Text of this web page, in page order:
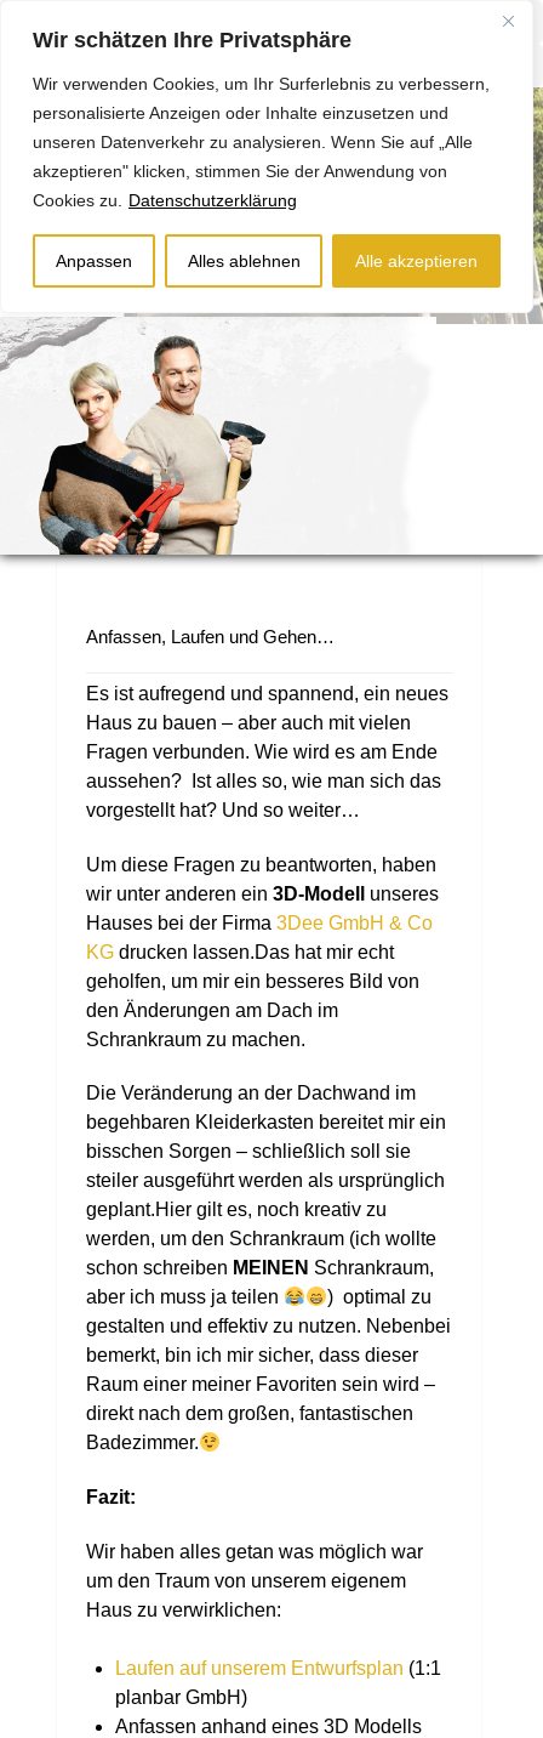
Wir schätzen Ihre Privatsphäre
Wir verwenden Cookies, um Ihr Surferlebnis zu verbessern,
personalisierte Anzeigen oder Inhalte einzusetzen und
unseren Datenverkehr zu analysieren. Wenn Sie auf „Alle
akzeptieren" klicken, stimmen Sie der Anwendung von
Cookies zu.
Datenschutzerklärung
Anpassen Alles ablehnen Alle akzeptieren
Anfassen, Laufen und Gehen…
Es ist aufregend und spannend, ein neues
Haus zu bauen – aber auch mit vielen
Fragen verbunden. Wie wird es am Ende
aussehen? Ist alles so, wie man sich das
vorgestellt hat? Und so weiter…
Um diese Fragen zu beantworten, haben
wir unter anderen ein 3D-Modell
unseres
Hauses bei der Firma 3Dee GmbH & Co
KG drucken lassen.Das hat mir echt
geholfen, um mir ein besseres Bild von
den Änderungen am Dach im
Schrankraum zu machen.
Die Veränderung an der Dachwand im
begehbaren Kleiderkasten bereitet mir ein
bisschen Sorgen – schließlich soll sie
steiler ausgeführt werden als ursprünglich
geplant.Hier gilt es, noch kreativ zu
werden, um den Schrankraum (ich wollte
schon schreiben MEINEN Schrankraum,
aber ich muss ja teilen
) optimal zu
gestalten und effektiv zu nutzen. Nebenbei
bemerkt, bin ich mir sicher, dass dieser
Raum einer meiner Favoriten sein wird –
direkt nach dem großen, fantastischen
Badezimmer.
Fazit:
Wir haben alles getan was möglich war
um den Traum von unserem eigenem
Haus zu verwirklichen:
Laufen auf unserem Entwurfsplan (1:1
planbar GmbH)
Anfassen anhand eines 3D Modells